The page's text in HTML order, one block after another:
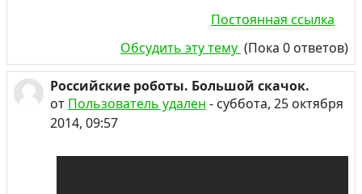
Постоянная ссылка
Обсудить эту тему (Пока 0 ответов)
Российские роботы. Большой скачок.
от Пользователь удален - суббота, 25 октября
2014, 09:57